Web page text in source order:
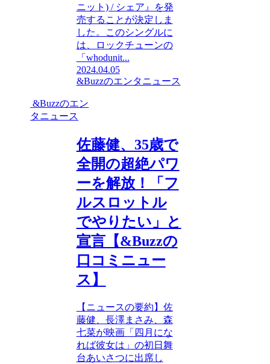
ニット) / シェア』を発
売することが決定しま
した。このシングルに
は、ロックチューンの
「whodunit...
2024.04.05
&Buzzのエンタニュース
&Buzzのエン
タニュース
佐藤健、35歳で
全開の超絶パワ
ーを解放！「フ
ルスロットル
でやりたい」と
宣言【&Buzzの
口コミニュー
ス】
【ニュースの要約】佐
藤健、長澤まさみ、森
七菜が映画「四月にな
れば彼女は」の初日舞
台あいさつに出席し